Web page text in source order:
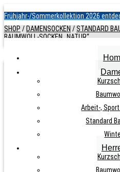
Frühjahr-/Sommerkollektion 2026
Arbeit-,
Standard
SHOP / DAMENSOCKEN /STANDARD
BAUMWOLL-SOCKEN „NATUR“
3 PAAR DAMEN
„NATUR“
BAUMWOLLSOCKEN